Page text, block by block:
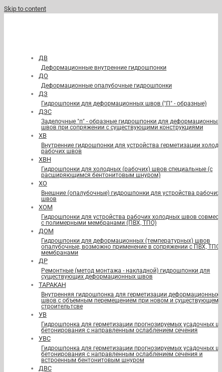
Skip to content
ДВ
Деформационные внутренние гидрошпонки
ДО
Деформационные опалубочные гидрошпонки
ДЗ
Гидрошпонки для деформационных швов ("П" - образные)
ДЗС
Заделочные "п" - образные гидрошпонки для деформационных
швов при сопряжении с существующими конструкциями
ХВ
Внутренние гидрошпонки для устройства герметизации
рабочих швов
ХВН
Гидрошпонки для холодных (рабочих) швов специальные (с
расширяющимся бентонитовым шнуром)
ХО
Внешние (опалубочные) гидрошпонки для устройства рабочих
швов
ХОМ
Гидрошпонки для устройства рабочих холодных швов
с полимерными мембранами (ПВХ, ТПО)
ДОМ
Гидрошпонки для деформационных (температурных) швов
опалубочные, возможно применение в сопряжении с ПВХ, ТПО
мембранами
ДР
Ремонтные (метод монтажа - накладной) гидрошпонки для
существующих деформационных швов
ТАРАКАН
Внутренняя гидрошпонка для герметизации деформационных
швов с объемным перемещением при новом и существующем
строительтсве
УВ
Гидрошпонка для герметизации прогнозируемых усадочных
бетонирования с направленным ослаблением сечения
УВС
Гидрошпонка для герметизации прогнозируемых усадочных
бетонирования с направленным ослаблением сечения и
встроенным бентонитовым шнуром
ДВС